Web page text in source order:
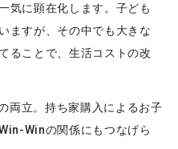
気に顕在化します。子ども
ますが、その中でも大きな
ることで、生活コストの改
両立。持ち家購入によるお子
Winの関係にもつなげら